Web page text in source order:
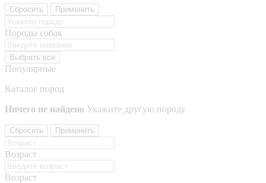
Сбросить Применить
Породы собак
Выбрать все
Популярные
Каталог пород
Ничего не найдено Укажите другую породу
Сбросить Применить
Возраст
Возраст